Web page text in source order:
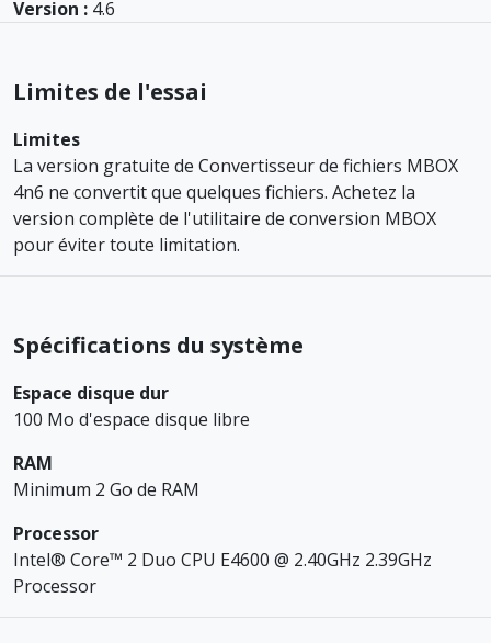
Version : 4.6
Limites de l'essai
Limites
La version gratuite de Convertisseur de fichiers MBOX
4n6 ne convertit que quelques fichiers. Achetez la
version complète de l'utilitaire de conversion MBOX
pour éviter toute limitation.
Spécifications du système
Espace disque dur
100 Mo d'espace disque libre
RAM
Minimum 2 Go de RAM
Processor
Intel® Core™ 2 Duo CPU E4600 @ 2.40GHz 2.39GHz
Processor